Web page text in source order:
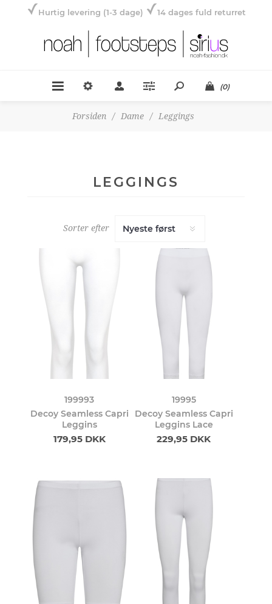
Hurtig levering (1-3 dage) 14 dages fuld returret
(0)
Forsiden / Dame / Leggings
LEGGINGS
Sorter efter
199993
Decoy Seamless Capri
Leggins
179,95 DKK
19995
Decoy Seamless Capri
Leggins Lace
229,95 DKK